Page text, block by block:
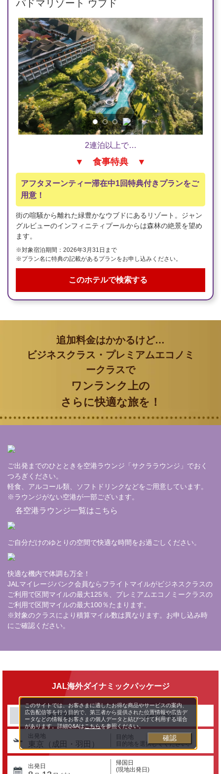
パドマリゾート ウブド
2連泊以上で…
▼ 食事特典 ▼
アフタヌーンティー滞在中1回特典付きプランをご
用意！
街の喧騒から離れた緑豊かなウブドにあるリゾート。ジャン
グルビューのインフィニティプールからは森林の絶景を望め
ます。
※対象宿泊期間：2026年3月31日まで
※プラン名に特典の記載があるプランをお申し込みください。
このホテルで検索する
追加料金はかかるけど…
ビジネスクラス・プレミアムエコノミ
ークラスで
ワンランク上の
さらに快適な旅を！
ご出発までのひとときを空港ラウンジ「サクララウンジ」でおく
つろぎください。
軽食、アルコール類、ソフトドリンクなどをご用意しています。
※ラウンジがない空港が一部ございます。
各空港ラウンジ一覧はこちら
ご自分だけのゆとりの空間で快適な時間をお過ごしください。
快適な機内で体調も万全！
JALマイレージバンク会員ならフライトマイルがビジネスクラスの
ご利用で区間マイルの最大125％、プレミアムエコノミークラスの
ご利用で区間マイルの最大100％たまります。
※対象のクラスにより積算マイル数は異なります。お申し込み時
にご確認ください。
JAL海外ダイナミックパッケージ
1都市滞在 2都市滞在
出発地
東京（成田・羽田）
目的地
目的地を選択してください。
出発日
帰国日
(現地出発日)
このサイトでは、お客さまに適したお得な商品やサービスの案内、
広告配信等を行う目的で、第三者から提供された位置情報や広告デ
ータなどの情報をお客さまの個人データと結びつけて利用する場合
があります。詳細Q&Aはこちらを参照ください。
確認